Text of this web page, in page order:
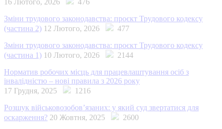
16 Лютого, 2026
476
Зміни трудового законодавства: проєкт Трудового кодексу
(частина 2) 12 Лютого, 2026
477
Зміни трудового законодавства: проєкт Трудового кодексу
(частина 1) 10 Лютого, 2026
2144
Норматив робочих місць для працевлаштування осіб з
інвалідністю – нові правила з 2026 року
17 Грудня, 2025
1216
Розшук військовозобов’язаних: у який суд звертатися для
оскарження? 20 Жовтня, 2025 2600